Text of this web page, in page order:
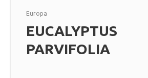
Europa
EUCALYPTUS
PARVIFOLIA